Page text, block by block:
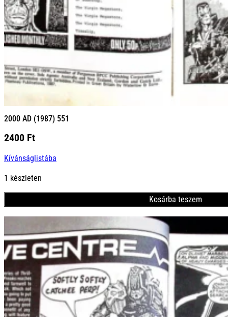
2000 AD (1987) 551
2400 Ft
Kívánságlistába
1 készleten
Kosárba teszem